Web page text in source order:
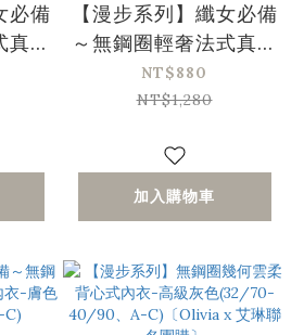
必備
真絲
A-
【漫步系列】纖女必備
～無鋼圈輕奢法式真絲
三角杯內衣-黑色
(32/70-36/80、A-
NT$880
NT$1,280
加入購物車